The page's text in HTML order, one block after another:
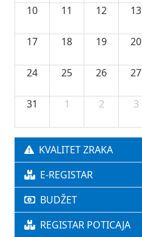
10 11 12 13
17 18 19 20
24 25 26 27
31 1 2 3
KVALITET ZRAKA
E-REGISTAR
BUDŽET
REGISTAR POTICAJA